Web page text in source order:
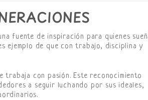
fuente de inspiración para quienes
ejemplo de que con trabajo, disciplina y
trabaja con pasión. Este reconocimiento
a seguir luchando por sus ideales,